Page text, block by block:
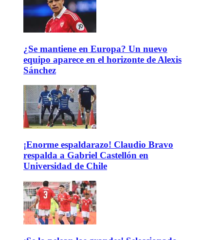
¿Se mantiene en Europa? Un nuevo
equipo aparece en el horizonte de Alexis
Sánchez
¡Enorme espaldarazo! Claudio Bravo
respalda a Gabriel Castellón en
Universidad de Chile